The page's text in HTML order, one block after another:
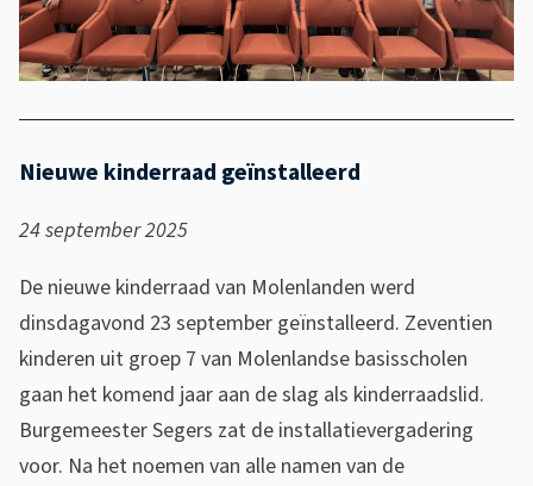
Nieuwe kinderraad geïnstalleerd
24 september 2025
De nieuwe kinderraad van Molenlanden werd
dinsdagavond 23 september geïnstalleerd. Zeventien
kinderen uit groep 7 van Molenlandse basisscholen
gaan het komend jaar aan de slag als kinderraadslid.
Burgemeester Segers zat de installatievergadering
voor. Na het noemen van alle namen van de